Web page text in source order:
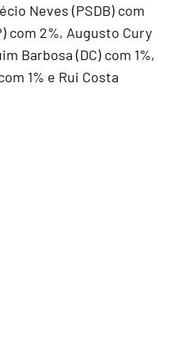
Neves (PSDB) com
com 2%, Augusto Cury
Barbosa (DC) com 1%,
1% e Rui Costa